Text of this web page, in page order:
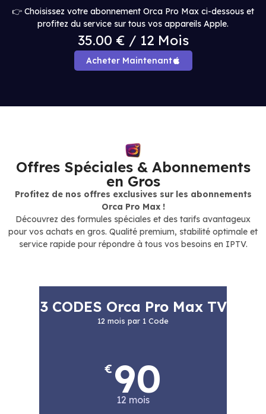
👉 Choisissez votre abonnement Orca Pro Max ci-dessous et
profitez du service sur tous vos appareils Apple.
35.00 € / 12 Mois
Acheter Maintenant
Offres Spéciales & Abonnements
en Gros
Profitez de nos offres exclusives sur les abonnements
Orca Pro Max !
Découvrez des formules spéciales et des tarifs avantageux
pour vos achats en gros. Qualité premium, stabilité optimale et
service rapide pour répondre à tous vos besoins en IPTV.
3 CODES Orca Pro Max TV
12 mois par 1 Code
€ 90
12 mois